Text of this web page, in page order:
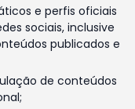
e perfis oficiais
sociais, inclusive
publicados e
de conteúdos